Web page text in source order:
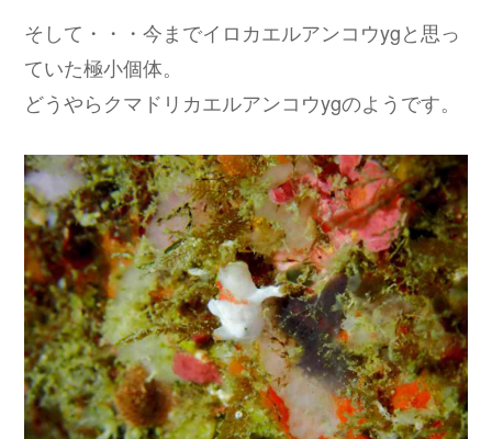
そして・・・今までイロカエルアンコウygと思っ
ていた極小個体。
どうやらクマドリカエルアンコウygのようです。